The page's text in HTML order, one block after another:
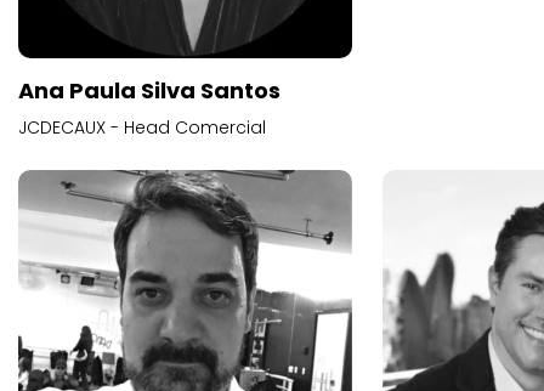
Ana Paula Silva Santos
JCDECAUX - Head Comercial